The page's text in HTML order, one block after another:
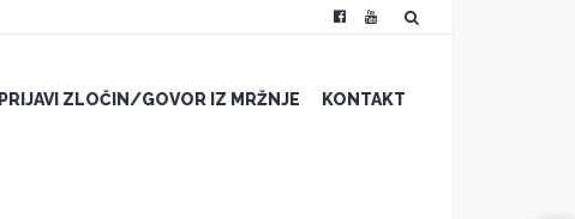
PRIJAVI ZLOČIN/GOVOR IZ MRŽNJE KONTAKT